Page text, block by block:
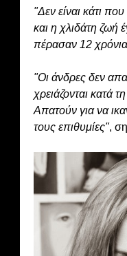
"Δεν είναι κάτι
και η χλιδάτη ζωή
πέρασαν 12
"Οι άνδρες δεν
χρειάζονται κατά
Απατούν για να
τους επιθυμίες",